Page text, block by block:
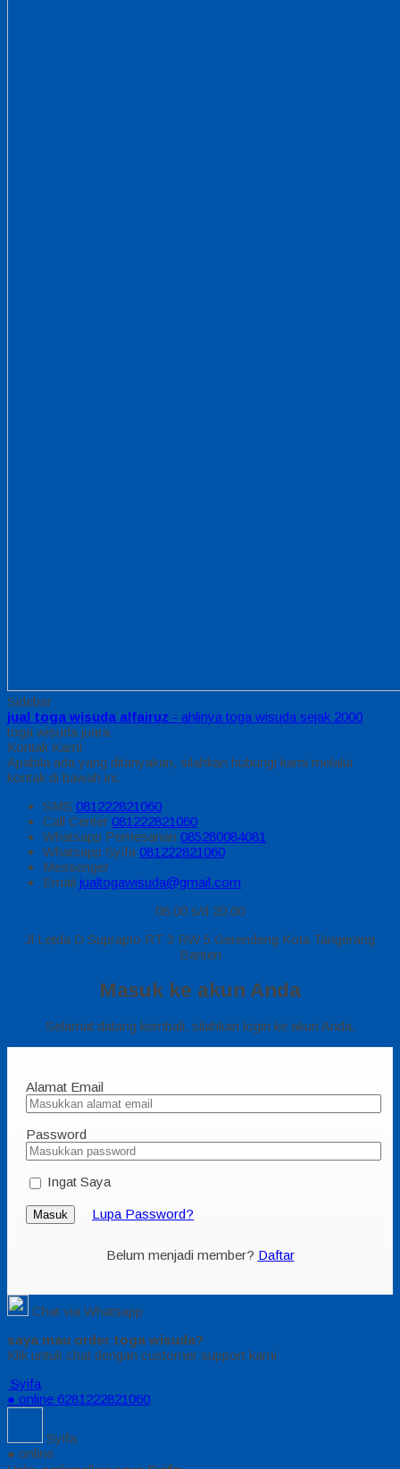
Sidebar
jual toga wisuda alfairuz - ahlinya toga wisuda sejak 2000
toga wisuda juara
Kontak Kami
Apabila ada yang ditanyakan, silahkan hubungi kami melalui
kontak di bawah ini.
SMS 081222821060
Call Center 081222821060
Whatsapp Pemesanan 085280084081
Whatsapp Syifa 081222821060
Messenger
Email jualtogawisuda@gmail.com
08.00 s/d 20.00
Jl Letda D Suprapto RT 3 RW 5 Gerendeng Kota Tangerang
Banten
Masuk ke akun Anda
Selamat datang kembali, silahkan login ke akun Anda.
Alamat Email
Password
Ingat Saya
Masuk Lupa Password?
Belum menjadi member? Daftar
Chat via Whatsapp
saya mau order toga wisuda?
Klik untuk chat dengan customer support kami
Syifa
● online 6281222821060
Syifa
● online